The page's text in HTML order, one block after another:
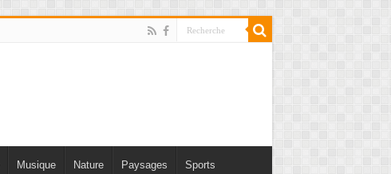
Musique Nature Paysages Sports